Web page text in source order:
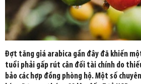
Đợt tăng giá arabica gần đây đã khiến
tuổi phải gấp rút cân đối tài chính do
bảo các hợp đồng phòng hộ. Một số